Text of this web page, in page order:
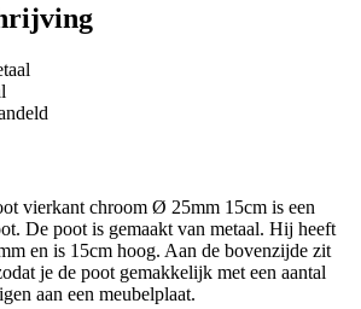
vierkant chroom Ø 25mm 15cm is een
De poot is gemaakt van metaal. Hij heeft
en is 15cm hoog. Aan de bovenzijde zit
je de poot gemakkelijk met een aantal
aan een meubelplaat.